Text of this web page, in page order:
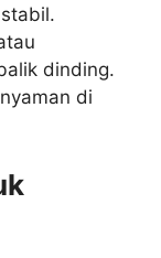
dinding.
di